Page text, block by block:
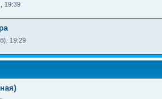
19:39
19:29